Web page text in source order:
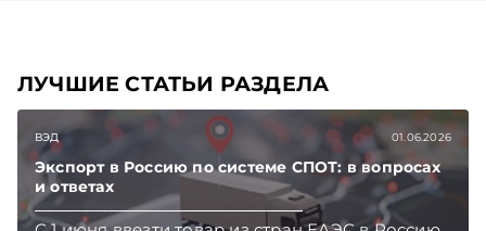
ЛУЧШИЕ СТАТЬИ РАЗДЕЛА
ВЭД 01.06.2026
Экспорт в Россию по системе СПОТ: в вопросах
и ответах